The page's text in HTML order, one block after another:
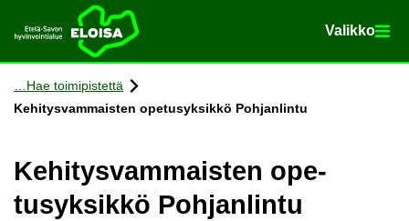
Etusi­vu Va­lik­ko
Va­lik­ko
Siir­ry si­säl­töön
Hae toi­mi­pis­tet­tä
Ke­hi­tys­vam­mais­ten ope­tusyk­sik­kö Poh­jan­lin­tu
Ke­hi­tys­vam­mais­ten ope­
tusyk­sik­kö Poh­jan­lin­tu